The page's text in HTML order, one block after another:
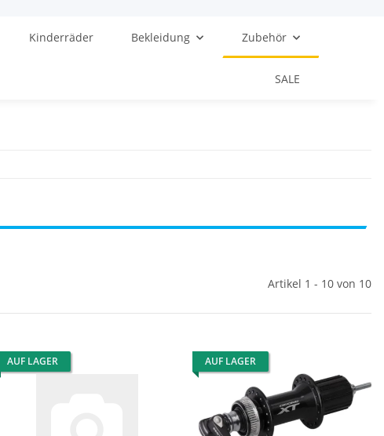
Kinderräder Bekleidung Zubehör
SALE
Artikel 1 - 10 von 10
AUF LAGER AUF LAGER